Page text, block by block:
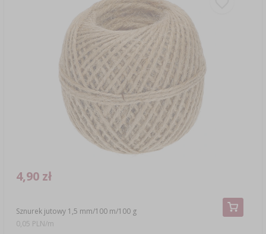
Sznurek jutowy 1,5 mm/100 m/100 g
4,90 zł
0,05 PLN/m